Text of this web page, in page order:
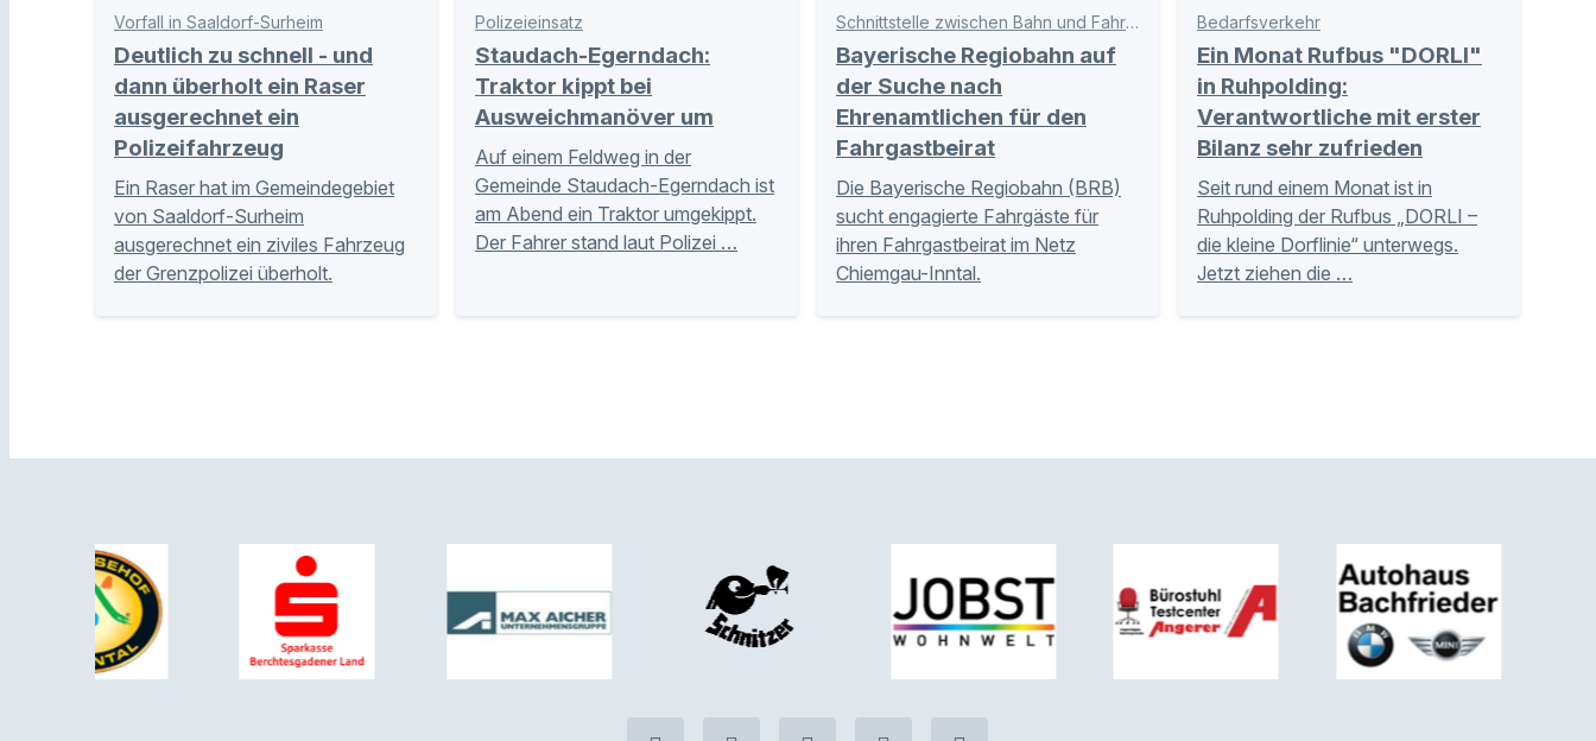
Vorfall in Saaldorf-Surheim
Deutlich zu schnell - und
dann überholt ein Raser
ausgerechnet ein
Polizeifahrzeug
Ein Raser hat im Gemeindegebiet
von Saaldorf-Surheim
ausgerechnet ein ziviles Fahrzeug
der Grenzpolizei überholt.
Polizeieinsatz
Staudach-Egerndach:
Traktor kippt bei
Ausweichmanöver um
Auf einem Feldweg in der
Gemeinde Staudach-Egerndach ist
am Abend ein Traktor umgekippt.
Der Fahrer stand laut Polizei …
Schnittstelle zwischen Bahn und Fahrgästen
Bayerische Regiobahn auf
der Suche nach
Ehrenamtlichen für den
Fahrgastbeirat
Die Bayerische Regiobahn (BRB)
sucht engagierte Fahrgäste für
ihren Fahrgastbeirat im Netz
Chiemgau-Inntal.
Bedarfsverkehr
Ein Monat Rufbus "DORLI"
in Ruhpolding:
Verantwortliche mit erster
Bilanz sehr zufrieden
Seit rund einem Monat ist in
Ruhpolding der Rufbus „DORLI –
die kleine Dorflinie“ unterwegs.
Jetzt ziehen die …